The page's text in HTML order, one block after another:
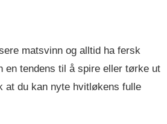
matsvinn og alltid ha fersk
en tendens til å spire eller tørke ut
at du kan nyte hvitløkens fulle